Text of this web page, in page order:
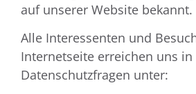
auf unserer Website bekannt.
Alle Interessenten und
Internetseite erreichen uns in
Datenschutzfragen unter: